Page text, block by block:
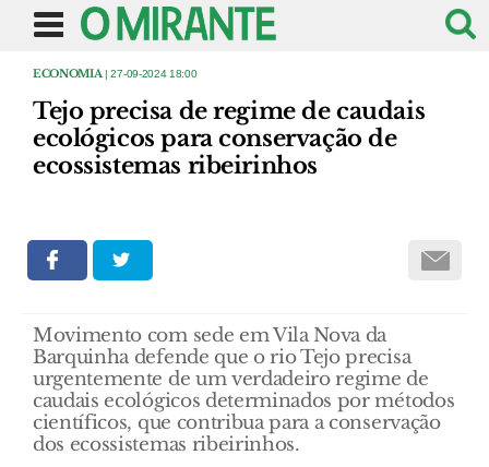
ECONOMIA | 27-09-2024 18:00
Tejo precisa de regime de caudais
ecológicos para conservação de
ecossistemas ribeirinhos
Movimento com sede em Vila Nova da
Barquinha defende que o rio Tejo precisa
urgentemente de um verdadeiro regime de
caudais ecológicos determinados por métodos
científicos, que contribua para a conservação
dos ecossistemas ribeirinhos.